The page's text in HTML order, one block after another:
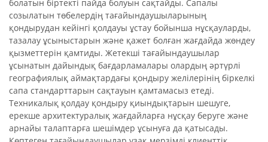
болатын біртекті пайда болуын сақтайды. Сапалы
созылатын төбелердің тағайындаушыларының
қондырудан кейінгі қолдауы ұстау бойынша нұсқауларды,
тазалау ұсыныстарын және қажет болған жағдайда жөндеу
қызметтерін қамтиды. Жетекші тағайындаушылар
ұсынатын дайындық бағдарламалары олардың әртүрлі
географиялық аймақтардағы қондыру желілерінің біркелкі
сапа стандарттарын сақтауын қамтамасыз етеді.
Техникалық қолдау қондыру қиындықтарын шешуге,
ерекше архитектуралық жағдайларға нұсқау беруге және
арнайы талаптарға шешімдер ұсынуға да қатысады.